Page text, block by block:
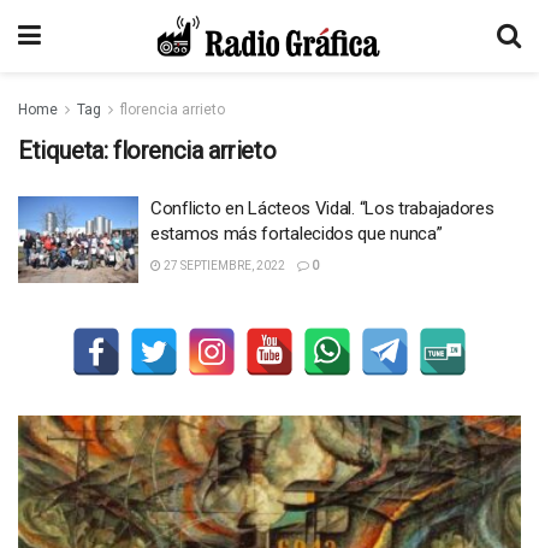
Home Tag florencia arrieto
Etiqueta:florencia arrieto
Conflicto en Lácteos Vidal. “Los trabajadores
estamos más fortalecidos que nunca”
27 SEPTIEMBRE, 2022 0